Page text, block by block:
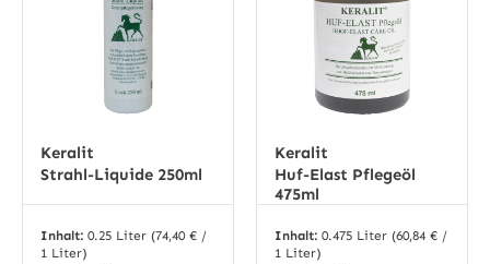
Keralit
Strahl-Liquide 250ml
Inhalt: 0.25 Liter (74,40 € /
1 Liter)
Keralit
Huf-Elast Pflegeöl
475ml
Inhalt: 0.475 Liter (60,84 € /
1 Liter)